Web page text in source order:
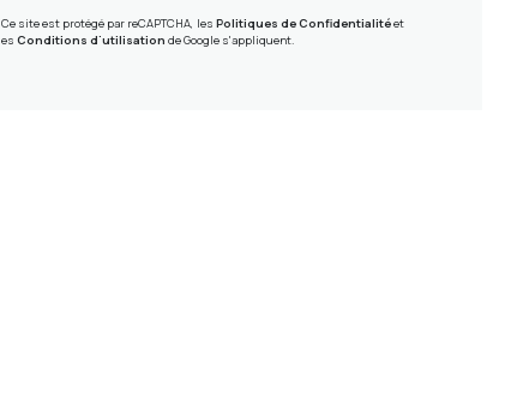
Ce site est protégé par reCAPTCHA, les Politiques de Confidentialitéet
es Conditions d'utilisation de Google s'appliquent.